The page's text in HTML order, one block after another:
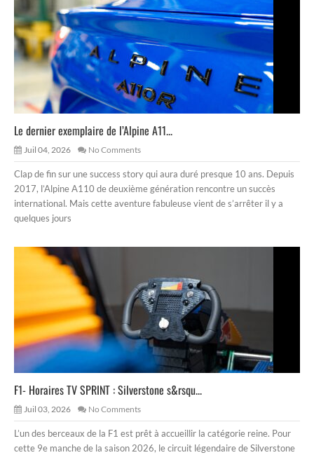
Le dernier exemplaire de l’Alpine A11...
Juil 04, 2026 No Comments
Clap de fin sur une success story qui aura duré presque 10 ans. Depuis
2017, l’Alpine A110 de deuxième génération rencontre un succès
international. Mais cette aventure fabuleuse vient de s’arrêter il y a
quelques jours
F1- Horaires TV SPRINT : Silverstone s&rsqu...
Juil 03, 2026 No Comments
L’un des berceaux de la F1 est prêt à accueillir la catégorie reine. Pour
cette 9e manche de la saison 2026, le circuit légendaire de Silverstone